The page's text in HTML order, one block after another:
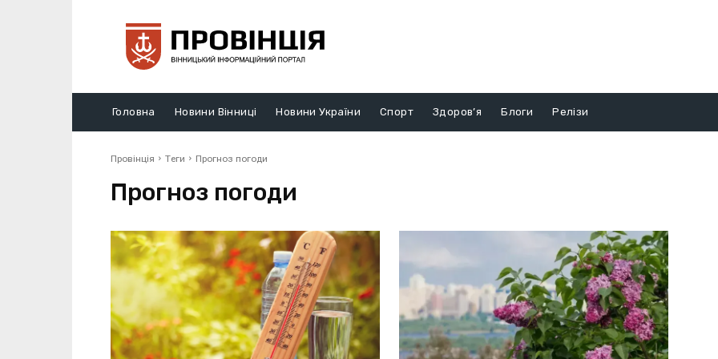
Головна Новини Вінниці Новини України Спорт Здоров’я Блоги Релізи
Провінція Теги Прогноз погоди
Прогноз погоди